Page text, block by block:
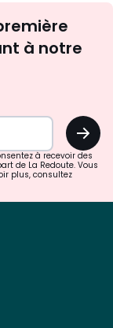
à notre
OK
à recevoir des
de La Redoute. Vous
plus, consultez